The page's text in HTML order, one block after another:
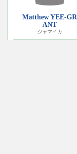
Matthew YEE-GR
ANT
ジャマイカ